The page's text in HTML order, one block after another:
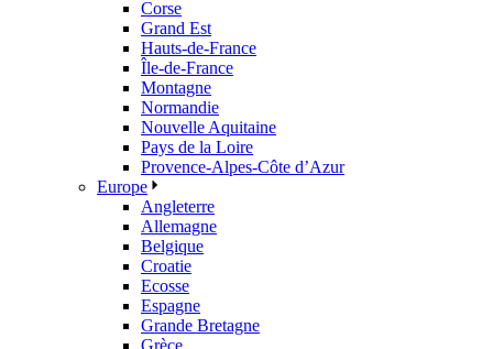
Corse
Grand Est
Hauts-de-France
Île-de-France
Montagne
Normandie
Nouvelle Aquitaine
Pays de la Loire
Provence-Alpes-Côte d’Azur
Europe
Angleterre
Allemagne
Belgique
Croatie
Ecosse
Espagne
Grande Bretagne
Grèce